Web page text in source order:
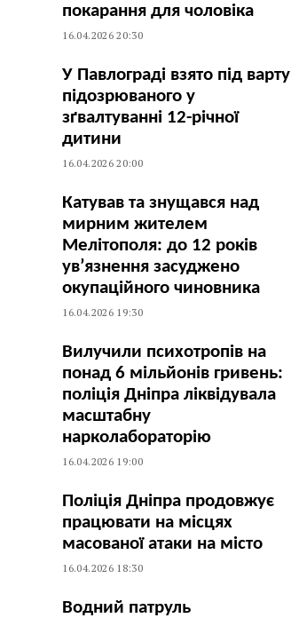
покарання для чоловіка
16.04.2026 20:30
У Павлограді взято під варту
підозрюваного у
зґвалтуванні 12-річної
дитини
16.04.2026 20:00
Катував та знущався над
мирним жителем
Мелітополя: до 12 років
ув’язнення засуджено
окупаційного чиновника
16.04.2026 19:30
Вилучили психотропів на
понад 6 мільйонів гривень:
поліція Дніпра ліквідувала
масштабну
нарколабораторію
16.04.2026 19:00
Поліція Дніпра продовжує
працювати на місцях
масованої атаки на місто
16.04.2026 18:30
Водний патруль